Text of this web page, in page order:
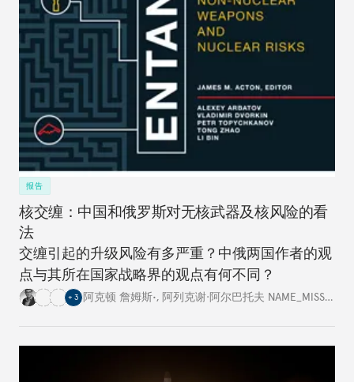
报告
核交缠：中国和俄罗斯对无核武器及核风险的看
法
交缠引起的升级风险有多严重？中俄两国作者的观
点与其所在国家战略界的观点有何不同？
+ 3 阿克顿 詹姆斯•, 阿列克谢·阿尔巴托夫 NAME_MISSING